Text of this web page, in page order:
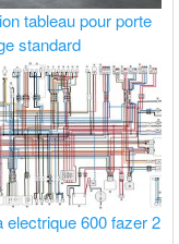
tableau pour porte
standard
electrique 600 fazer 2